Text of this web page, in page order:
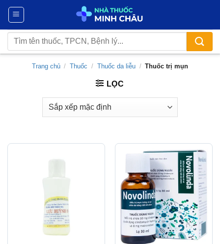
Chuyển
nội
dung
Tìm
kiếm:
Trang chủ / Thuốc / Thuốc da liễu / Thuốc trị mụn
LỌC